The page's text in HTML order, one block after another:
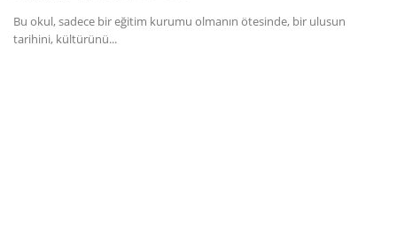
Dil
Bu okul, sadece bir eğitim kurumu olmanın ötesinde, bir ulusun
tarihini, kültürünü...